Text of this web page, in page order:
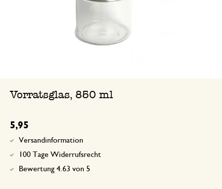
Vorratsglas, 850 ml
5,95
Versandinformation
100 Tage Widerrufsrecht
Bewertung 4.63 von 5